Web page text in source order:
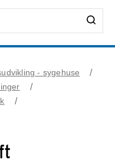
- sygehuse